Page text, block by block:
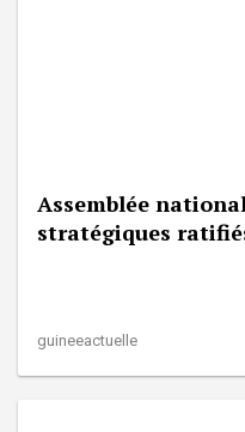
Assemblée
stratégiques
guineeactuelle